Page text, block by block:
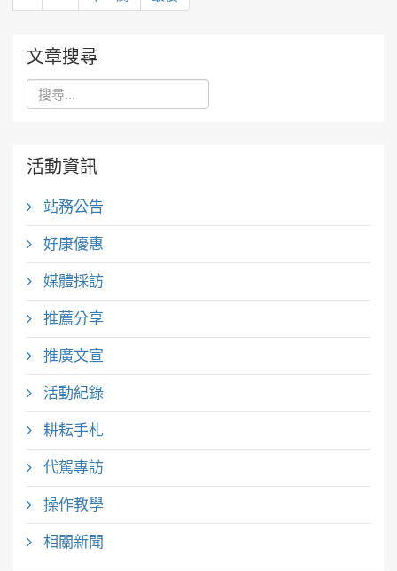
文章搜尋
活動資訊
站務公告
好康優惠
媒體採訪
推薦分享
推廣文宣
活動紀錄
耕耘手札
代駕專訪
操作教學
相關新聞